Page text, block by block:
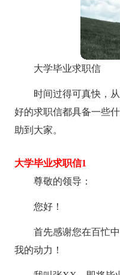
大学毕业求职信
时间过得可真快，
好的求职信都具备一些
助到大家。
大学毕业求职信1
尊敬的领导：
您好！
首先感谢您在百忙
我的动力！